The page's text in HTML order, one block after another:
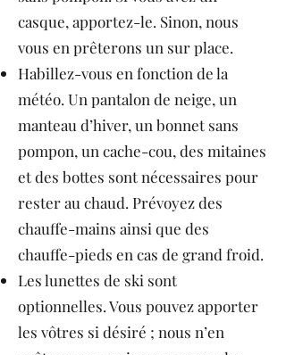
casque, apportez-le. Sinon, nous
vous en prêterons un sur place.
Habillez-vous en fonction de la
météo. Un pantalon de neige, un
manteau d’hiver, un bonnet sans
pompon, un cache-cou, des mitaines
et des bottes sont nécessaires pour
rester au chaud. Prévoyez des
chauffe-mains ainsi que des
chauffe-pieds en cas de grand froid.
Les lunettes de ski sont
optionnelles. Vous pouvez apporter
les vôtres si désiré ; nous n’en